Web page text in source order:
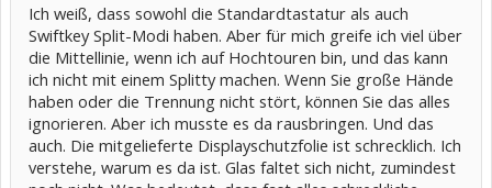
Ich weiß, dass sowohl die Standardtastatur als auch
Swiftkey Split-Modi haben. Aber für mich greife ich viel über
die Mittellinie, wenn ich auf Hochtouren bin, und das kann
ich nicht mit einem Splitty machen. Wenn Sie große Hände
haben oder die Trennung nicht stört, können Sie das alles
ignorieren. Aber ich musste es da rausbringen. Und das
auch. Die mitgelieferte Displayschutzfolie ist schrecklich. Ich
verstehe, warum es da ist. Glas faltet sich nicht, zumindest